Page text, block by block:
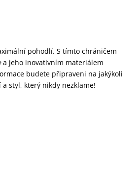
pohodlí. S tímto chráničem
a jeho inovativním materiálem
budete připraveni na jakýkoli
a styl, který nikdy nezklame!